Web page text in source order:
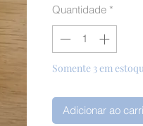
Quantidade *
Somente 3 em
Adicionar ao